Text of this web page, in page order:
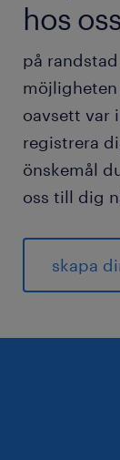
hos
på
oavsett var
registrera
önskemål
oss till dig
skapa